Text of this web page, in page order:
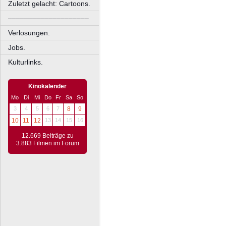
Zuletzt gelacht: Cartoons.
––––––––––––––––––––
Verlosungen.
Jobs.
Kulturlinks.
Kinokalender
Mo Di Mi Do Fr Sa
So
3
4 5 6 7 8
9
10
11 12 13 14 15 16
12.669 Beiträge zu
3.883 Filmen im Forum